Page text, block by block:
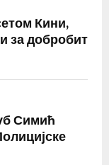
Кини,
за добробит
Симић